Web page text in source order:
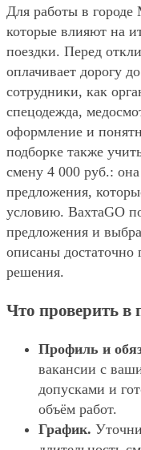
Для работы в
которые влияют на
поездки. Перед
оплачивает дорогу
сотрудники, как
спецодежда,
оформление и
подборке также
смену 4 000 руб.: она
предложения,
условию. ВахтаGO
предложения и
описаны достаточно
решения.
Что проверить в
Профиль и
вакансии с
допусками и
объём работ.
График.